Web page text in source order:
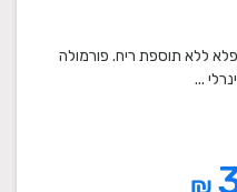
שעובד נפלא ללא תוספת ריח. פורמולה
...
₪